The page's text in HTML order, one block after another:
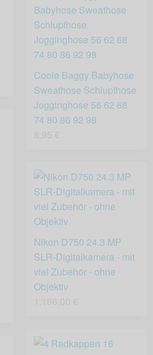
Coole Baggy Babyhose
Sweathose Schlupfhose
Jogginghose 56 62 68
74 80 86 92 98
Nikon D750 24.3 MP
SLR-Digitalkamera - mit
viel Zubehör - ohne
Objektiv